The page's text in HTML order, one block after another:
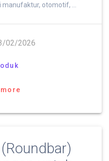
otomotif, …
02/2026
more